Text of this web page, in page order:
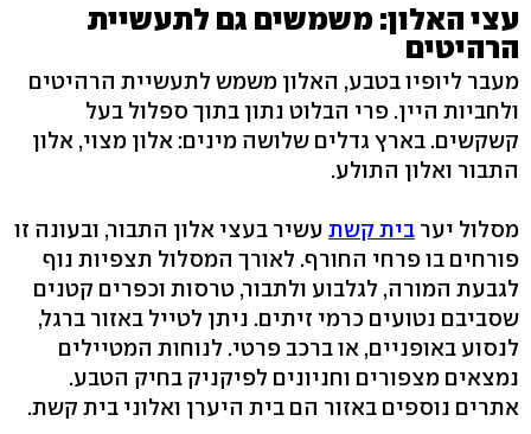
עצי האלון: משמשים גם לתעשיית
הרהיטים
מעבר ליופיו בטבע, האלון משמש לתעשיית הרהיטים
ולחביות היין. פרי הבלוט נתון בתוך ספלול בעל
קשקשים. בארץ גדלים שלושה מינים: אלון מצוי, אלון
התבור ואלון התולע.
מסלול יער בית קשת עשיר בעצי אלון התבור, ובעונה זו
פורחים בו פרחי החורף. לאורך המסלול תצפיות נוף
לגבעת המורה, לגלבוע ולתבור, טרסות וכפרים קטנים
שסביבם נטועים כרמי זיתים. ניתן לטייל באזור ברגל,
לנסוע באופניים, או ברכב פרטי. לנוחות המטיילים
נמצאים מצפורים וחניונים לפיקניק בחיק הטבע.
אתרים נוספים באזור הם בית היערן ואלוני בית קשת.